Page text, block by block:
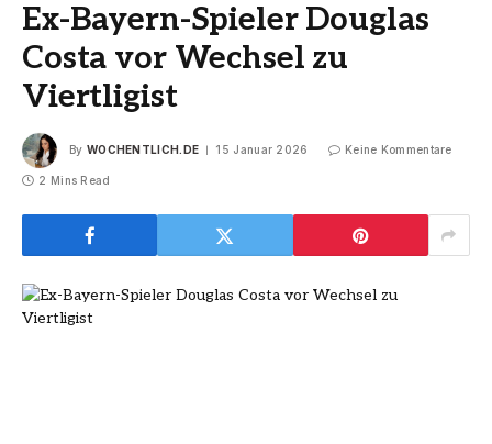
Ex-Bayern-Spieler Douglas
Costa vor Wechsel zu
Viertligist
By WOCHENTLICH.DE 15 Januar 2026 Keine Kommentare
2 Mins Read